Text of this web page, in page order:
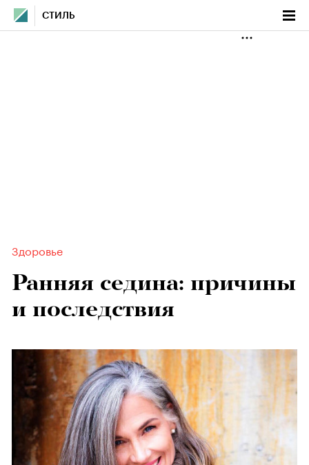
СТИЛЬ
Здоровье
Ранняя седина: причины
и последствия